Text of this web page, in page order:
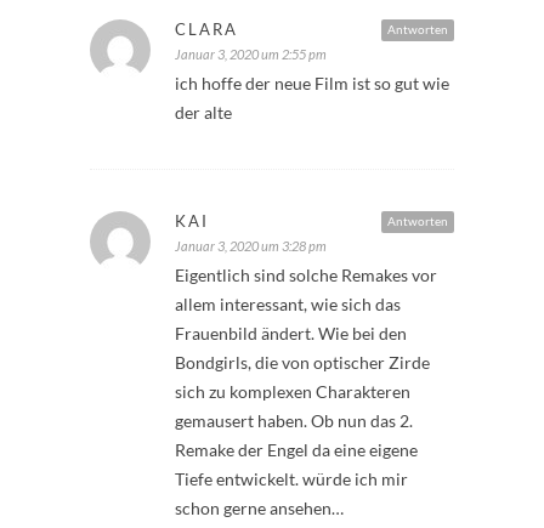
Antworten
CLARA
Januar 3, 2020 um 2:55 pm
ich hoffe der neue Film ist so gut wie
der alte
Antworten
KAI
Januar 3, 2020 um 3:28 pm
Eigentlich sind solche Remakes vor
allem interessant, wie sich das
Frauenbild ändert. Wie bei den
Bondgirls, die von optischer Zirde
sich zu komplexen Charakteren
gemausert haben. Ob nun das 2.
Remake der Engel da eine eigene
Tiefe entwickelt. würde ich mir
schon gerne ansehen…